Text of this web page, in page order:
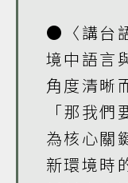
●〈講台
境中語言
角度清晰
「那我們
為核心關
新環境時